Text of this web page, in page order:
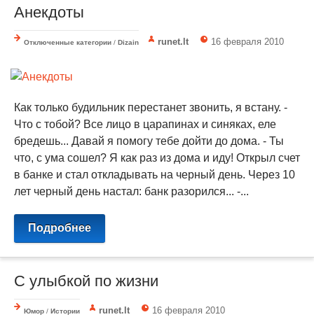
Анекдоты
Отключенные категории / Dizain runet.lt 16 февраля 2010
Как только будильник перестанет звонить, я встану. -
Что с тобой? Все лицо в царапинах и синяках, еле
бредешь... Давай я помогу тебе дойти до дома. - Ты
что, с ума сошел? Я как раз из дома и иду! Открыл счет
в банке и стал откладывать на черный день. Через 10
лет черный день настал: банк разорился... -...
Подробнее
С улыбкой по жизни
Юмор / Истории runet.lt 16 февраля 2010